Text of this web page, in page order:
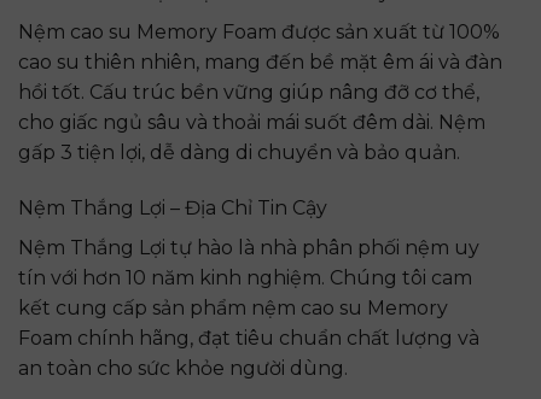
Nệm cao su Memory Foam được sản xuất từ 100%
cao su thiên nhiên, mang đến bề mặt êm ái và đàn
hồi tốt. Cấu trúc bền vững giúp nâng đỡ cơ thể,
cho giấc ngủ sâu và thoải mái suốt đêm dài. Nệm
gấp 3 tiện lợi, dễ dàng di chuyển và bảo quản.
Nệm Thắng Lợi – Địa Chỉ Tin Cậy
Nệm Thắng Lợi tự hào là nhà phân phối nệm uy
tín với hơn 10 năm kinh nghiệm. Chúng tôi cam
kết cung cấp sản phẩm nệm cao su Memory
Foam chính hãng, đạt tiêu chuẩn chất lượng và
an toàn cho sức khỏe người dùng.